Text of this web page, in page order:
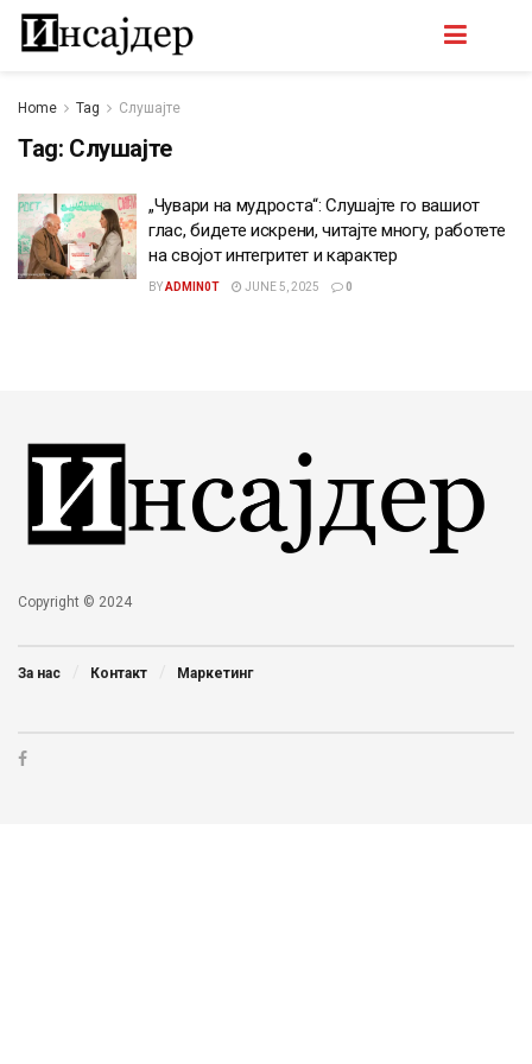
Home Tag Слушајте
Tag: Слушајте
„Чувари на мудроста“: Слушајте го вашиот
глас, бидете искрени, читајте многу, работете
на својот интегритет и карактер
BYADMIN0T JUNE 5, 2025 0
Copyright © 2024
За нас Контакт Маркетинг